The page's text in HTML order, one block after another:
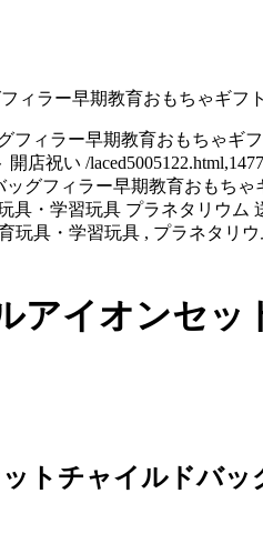
ィラー早期教育おもちゃギフト
ィラー早期教育おもちゃギ
祝い /
グフィラー早期教育おもち
・学習玩具 プラネタリウ
具・学習玩具 , プラネタリ
アイオンセ
トチャイルドバ